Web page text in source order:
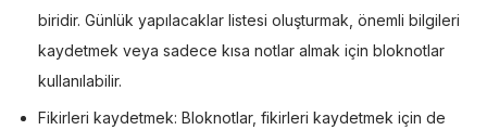
biridir. Günlük yapılacaklar listesi oluşturmak, önemli bilgileri
kaydetmek veya sadece kısa notlar almak için bloknotlar
kullanılabilir.
Fikirleri kaydetmek: Bloknotlar, fikirleri kaydetmek için de